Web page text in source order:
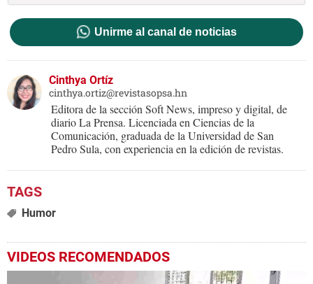
Unirme al canal de noticias
Cinthya Ortíz
cinthya.ortiz@revistasopsa.hn
Editora de la sección Soft News, impreso y digital, de
diario La Prensa. Licenciada en Ciencias de la
Comunicación, graduada de la Universidad de San
Pedro Sula, con experiencia en la edición de revistas.
Humor
VIDEOS RECOMENDADOS